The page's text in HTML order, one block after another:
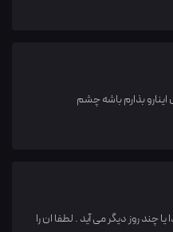
بذارم باشه چشم
چند روز دیگر می آید . لطفا ان را